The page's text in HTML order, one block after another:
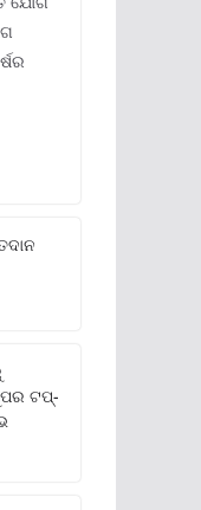
ଟପ୍‌-